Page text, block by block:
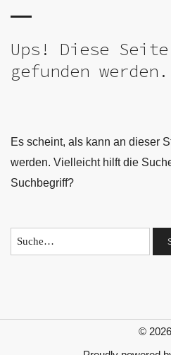
Ups! Diese
gefunden werden.
Es scheint, als kann an dieser
werden. Vielleicht hilft die
Suchbegriff?
© 2026